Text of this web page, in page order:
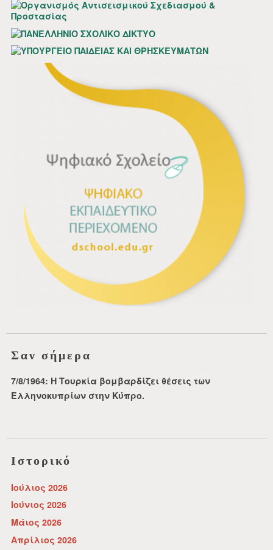
Σαν σήμερα
7/8/1964: Η Τουρκία βομβαρδίζει θέσεις των
Ελληνοκυπρίων στην Κύπρο.
Ιστορικό
Ιούλιος 2026
Ιούνιος 2026
Μάιος 2026
Απρίλιος 2026